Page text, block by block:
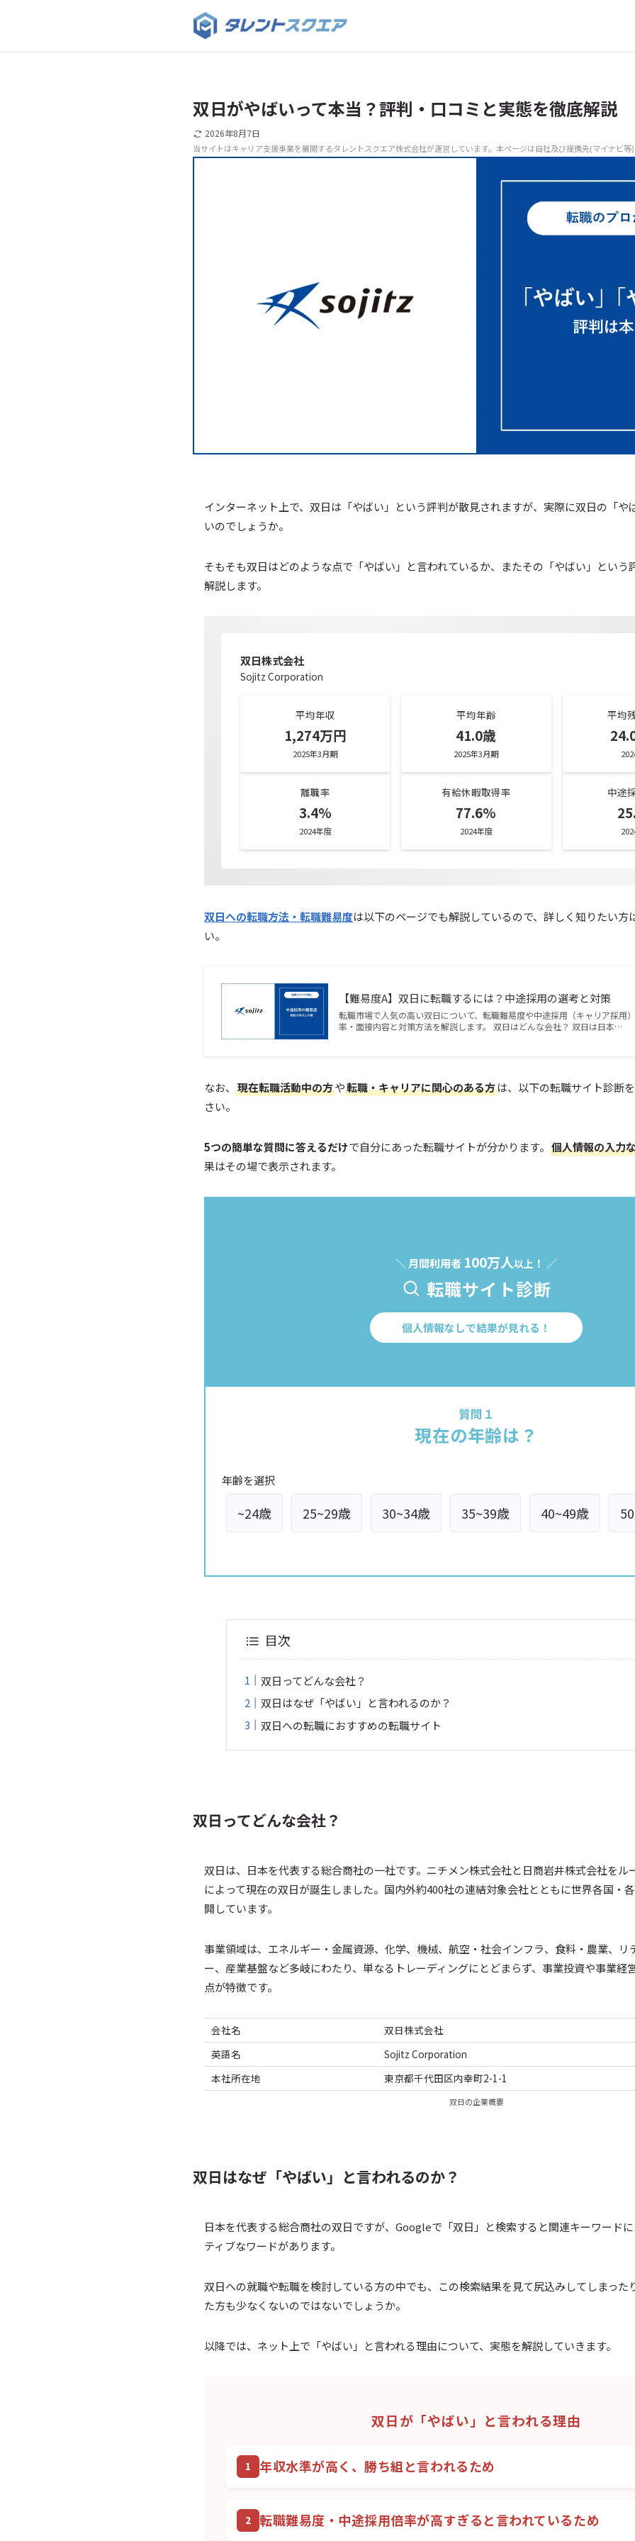
双日がやばいって本当？評判・口コミと実態を徹底解説
2026年8月7日
インターネット上で、双日は「やばい」という評判が散見されますが、実際に双日の「や
いのでしょうか。
そもそも双日はどのような点で「やばい」と言われているか、またその「やばい」という
解説します。
双日株式会社
Sojitz Corporation
平均年収
1,274万円
2025年3月期
平均年齢
41.0歳
2025年3月期
平均
離職率
3.4%
2024年度
有給休暇取得率
77.6%
2024年度
中途
双日への転職方法・転職難易度は以下のページでも解説しているので、詳しく知りたい方
い。
【難易度A】双日に転職するには？中途採用の選考と対策
転職市場で人気の高い双日について、転職難易度や中途採用（キャリア採用
率・面接内容と対策方法を解説します。 双日はどんな会社？ 双日は日本…
なお、 現在転職活動中の方や転職・キャリアに関心のある方は、以下の転職サイト診断
さい。
5つの簡単な質問に答えるだけで自分にあった転職サイトが分かります。 個人情報の入力
果はその場で表示されます。
＼ 月間利用者 100万人以上 ！ ／
転職サイト診断
個人情報なしで結果が見れる！
質問１
現在の年齢は？
年齢を選択
~24歳 25~29歳 30~34歳 35~39歳 40~49歳
目次
双日ってどんな会社？
双日はなぜ「やばい」と言われるのか？
双日への転職におすすめの転職サイト
双日ってどんな会社？
双日は、日本を代表する総合商社の一社です。ニチメン株式会社と日商岩井株式会社をル
によって現在の双日が誕生しました。国内外約400社の連結対象会社とともに世界各国・
開しています。
事業領域は、エネルギー・金属資源、化学、機械、航空・社会インフラ、食料・農業、リ
ー、産業基盤など多岐にわたり、単なるトレーディングにとどまらず、事業投資や事業経
点が特徴です。
会社名
双日株式会社
英語名
Sojitz Corporation
本社所在地
東京都千代田区内幸町2-1-1
双日の企業概要
双日はなぜ「やばい」と言われるのか？
日本を代表する総合商社の双日ですが、Googleで「双日」と検索すると関連キーワード
ティブなワードがあります。
双日への就職や転職を検討している方の中でも、この検索結果を見て尻込みしてしまった
た方も少なくないのではないでしょうか。
以降では、ネット上で「やばい」と言われる理由について、実態を解説していきます。
双日が「やばい」と言われる理由
年収水準が高く、勝ち組と言われるため
転職難易度・中途採用倍率が高すぎると言われているため